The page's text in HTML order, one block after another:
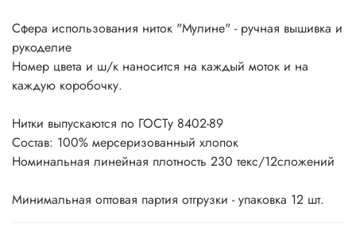
Сфера использования ниток "Мулине" - ручная вышивка и
рукоделие
Номер цвета и ш/к наносится на каждый моток и на
каждую коробочку.
Нитки выпускаются по ГОСТу 8402-89
Состав: 100% мерсеризованный хлопок
Номинальная линейная плотность 230 текс/12сложений
Минимальная оптовая партия отгрузки - упаковка 12 шт.